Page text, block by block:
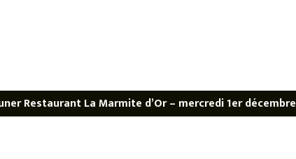
Restaurant La Marmite d’Or – mercredi 1er décembre